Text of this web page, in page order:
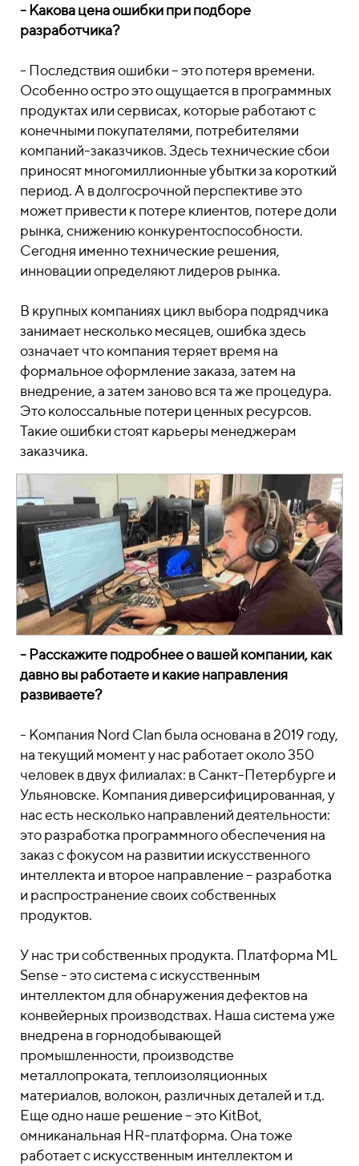
- Какова цена ошибки при подборе
разработчика?
- Последствия ошибки – это потеря времени.
Особенно остро это ощущается в программных
продуктах или сервисах, которые работают с
конечными покупателями, потребителями
компаний-заказчиков. Здесь технические сбои
приносят многомиллионные убытки за короткий
период. А в долгосрочной перспективе это
может привести к потере клиентов, потере доли
рынка, снижению конкурентоспособности.
Сегодня именно технические решения,
инновации определяют лидеров рынка.
В крупных компаниях цикл выбора подрядчика
занимает несколько месяцев, ошибка здесь
означает что компания теряет время на
формальное оформление заказа, затем на
внедрение, а затем заново вся та же процедура.
Это колоссальные потери ценных ресурсов.
Такие ошибки стоят карьеры менеджерам
заказчика.
- Расскажите подробнее о вашей компании, как
давно вы работаете и какие направления
развиваете?
- Компания Nord Clan была основана в 2019 году,
на текущий момент у нас работает около 350
человек в двух филиалах: в Санкт-Петербурге и
Ульяновске. Компания диверсифицированная, у
нас есть несколько направлений деятельности:
это разработка программного обеспечения на
заказ с фокусом на развитии искусственного
интеллекта и второе направление – разработка
и распространение своих собственных
продуктов.
У нас три собственных продукта. Платформа ML
Sense - это система с искусственным
интеллектом для обнаружения дефектов на
конвейерных производствах. Наша система уже
внедрена в горнодобывающей
промышленности, производстве
металлопроката, теплоизоляционных
материалов, волокон, различных деталей и т.д.
Еще одно наше решение – это KitBot,
омниканальная HR-платформа. Она тоже
работает с искусственным интеллектом и